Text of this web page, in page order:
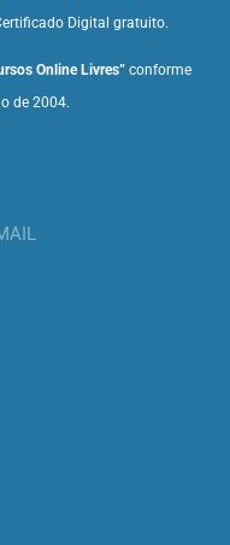
Digital gratuito.
Online Livres” conforme
de 2004.